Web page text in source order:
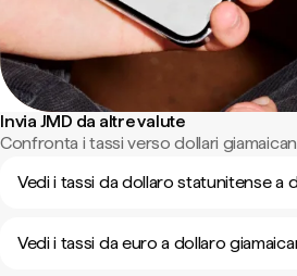
Invia JMD da altre valute
Confronta i tassi verso dollari
Vedi i tassi da dollaro statunitense a
Vedi i tassi da euro a dollaro